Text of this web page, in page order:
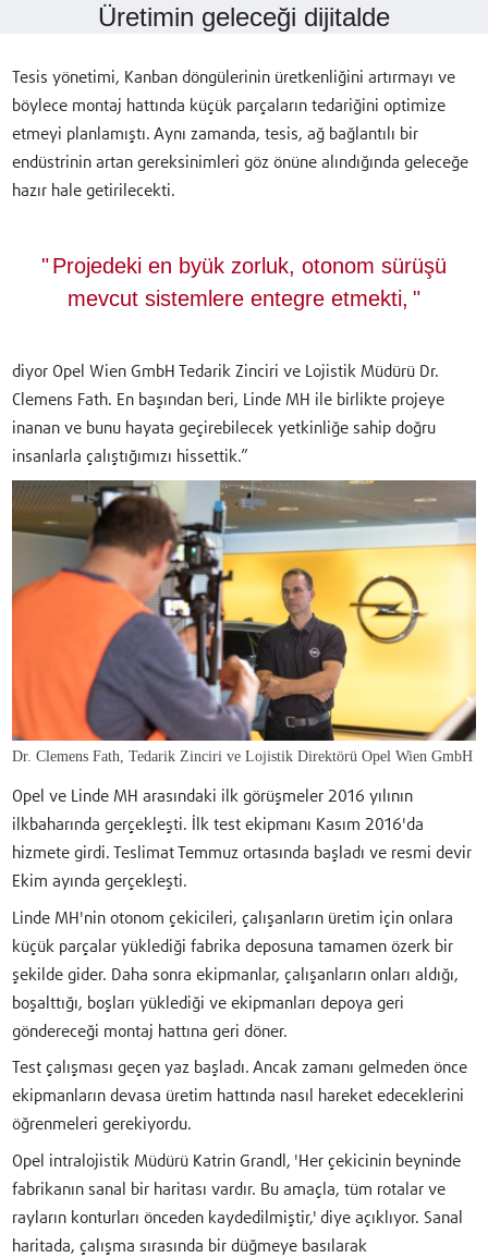
Üretimin geleceği dijitalde
Tesis yönetimi, Kanban döngülerinin üretkenliğini artırmayı ve
böylece montaj hattında küçük parçaların tedariğini optimize
etmeyi planlamıştı. Aynı zamanda, tesis, ağ bağlantılı bir
endüstrinin artan gereksinimleri göz önüne alındığında geleceğe
hazır hale getirilecekti.
Projedeki en byük zorluk, otonom sürüşü
mevcut sistemlere entegre etmekti,
diyor Opel Wien GmbH Tedarik Zinciri ve Lojistik Müdürü Dr.
Clemens Fath. En başından beri, Linde MH ile birlikte projeye
inanan ve bunu hayata geçirebilecek yetkinliğe sahip doğru
insanlarla çalıştığımızı hissettik.”
Dr. Clemens Fath, Tedarik Zinciri ve Lojistik Direktörü Opel Wien GmbH
Opel ve Linde MH arasındaki ilk görüşmeler 2016 yılının
ilkbaharında gerçekleşti. İlk test ekipmanı Kasım 2016'da
hizmete girdi. Teslimat Temmuz ortasında başladı ve resmi devir
Ekim ayında gerçekleşti.
Linde MH'nin otonom çekicileri, çalışanların üretim için onlara
küçük parçalar yüklediği fabrika deposuna tamamen özerk bir
şekilde gider. Daha sonra ekipmanlar, çalışanların onları aldığı,
boşalttığı, boşları yüklediği ve ekipmanları depoya geri
göndereceği montaj hattına geri döner.
Test çalışması geçen yaz başladı. Ancak zamanı gelmeden önce
ekipmanların devasa üretim hattında nasıl hareket edeceklerini
öğrenmeleri gerekiyordu.
Opel intralojistik Müdürü Katrin Grandl, 'Her çekicinin beyninde
fabrikanın sanal bir haritası vardır. Bu amaçla, tüm rotalar ve
rayların konturları önceden kaydedilmiştir,' diye açıklıyor. Sanal
haritada, çalışma sırasında bir düğmeye basılarak